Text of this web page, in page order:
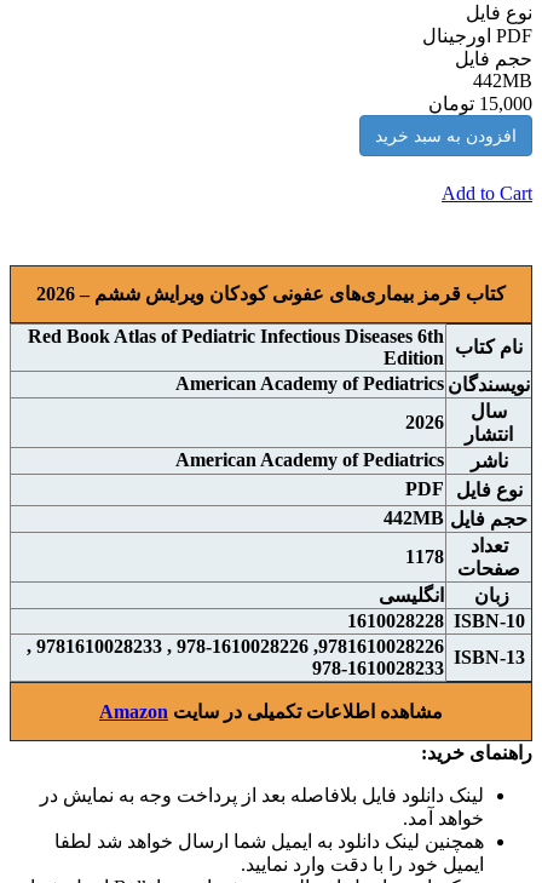
نوع فایل
PDF اورجينال
حجم فایل
442MB
15,000 تومان
افزودن به سبد خرید
Add to Cart
کتاب قرمز بیماری‌های عفونی کودکان ويرايش ششم – 2026
نام کتاب
Red Book Atlas of Pediatric Infectious Diseases 6th
Edition
نويسندگان American Academy of Pediatrics
سال
انتشار
2026
ناشر
American Academy of Pediatrics
نوع فايل
PDF
حجم فايل 442MB
تعداد
صفحات
1178
زبان
انگلیسی
ISBN-10
1610028228
ISBN-13
9781610028226, 978-1610028226 , 9781610028233 ,
978-1610028233
مشاهده اطلاعات تکمیلی در سایت Amazon
راهنمای خرید:
لینک دانلود فایل بلافاصله بعد از پرداخت وجه به نمایش در
خواهد آمد.
همچنین لینک دانلود به ایمیل شما ارسال خواهد شد لطفا
ایمیل خود را با دقت وارد نمایید.